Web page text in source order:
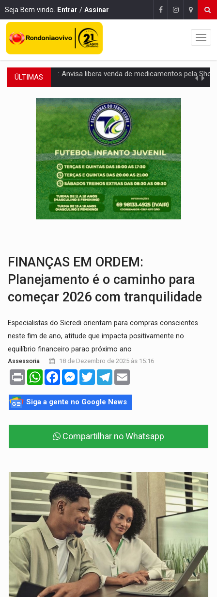
Seja Bem vindo. Entrar / Assinar
ÚLTIMAS MAIS RIGOR:Nova lei endurece punição por abuso sexual contra
POLUIÇÃO E RISCOS:Retirada de fiação irregular avança no país e em PVH
VÍDEO: Armado com machado, homem ameaça matar sobrinha grávida e
TRIBUNAL DO CRIME:Homem é espancado por facção criminosa
VÍDEO:Perseguição é registrada no shopping após colombiana furtar
LUDOPATIA:Apostas online começam a afetar produtividade e rotina
REFLORESTAMENTO:Plantar árvores não será mais suficiente para
OVNIS NA LUA: Cientistas alertam para possível base secreta no satélite
FINANÇAS EM ORDEM:
Planejamento é o caminho para
começar 2026 com tranquilidade
Especialistas do Sicredi orientam para compras conscientes
neste fim de ano, atitude que impacta positivamente no
equilíbrio financeiro parao próximo ano
Assessoria 18 de Dezembro de 2025 às 15:16
Print WhatsAppFacebookMessenger
TwitterTelegram
Siga a gente no Google News
Compartilhar no Whatsapp